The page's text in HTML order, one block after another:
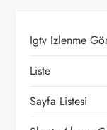
i
n
m
Igtv Izlenme
Liste
Sayfa Listesi